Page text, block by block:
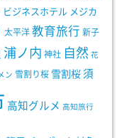
ビジネスホテル メジカ
太平洋 教育旅行 新子
浦ノ内 神社 自然 花
ン 雪割り桜 雪割桜 須
高知グルメ 高知旅行